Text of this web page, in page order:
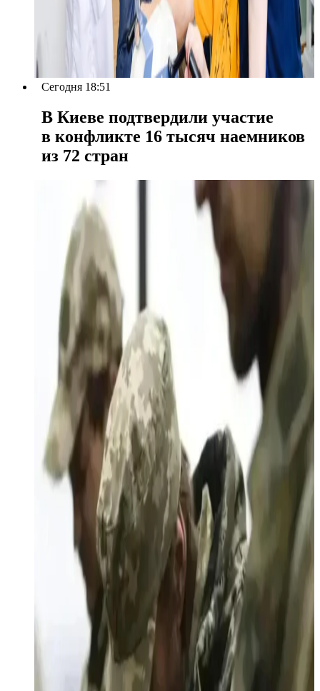
Сегодня 18:51
В Киеве подтвердили участие
в конфликте 16 тысяч наемников
из 72 стран